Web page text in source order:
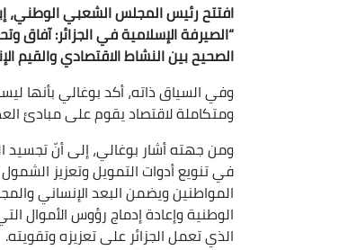
افتتح رئيس المجلس الشعبي الوطني،
“الصيرفة الإسلامية في الجزائر: آفاق
الصحيح بين النشاط الاقتصادي والقيم
وفي السياق ذاته، أكد بوغالي بأنها
ومتكاملة لاقتصاد يقوم على مبادئ
ومن جهته أشار بوغالي، إلى أنّ تجسيد
في تنويع أدوات التمويل وتعزيز
المواطنين ويضمن البعد الإنساني
الوطنية وإعادة إدماج رؤوس الأموال
الذي تعمل الجزائر على تعزيزه وتقويته.